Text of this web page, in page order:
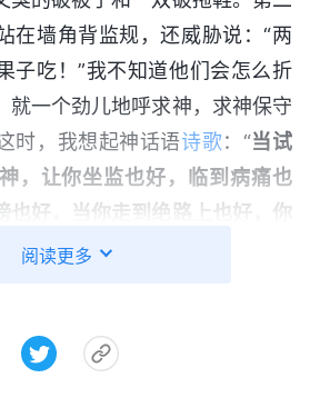
在墙角背监规，还威胁说：“两
子吃！”我不知道他们会怎么折
就一个劲儿地呼求神，求神保守
时，我想起神话语诗歌：“当试
，让你坐监也好，临到病痛也
也好，当你走到绝路上也好，你
的心归向神了。
什么时候都不发怨言埋怨神，接
阅读更多